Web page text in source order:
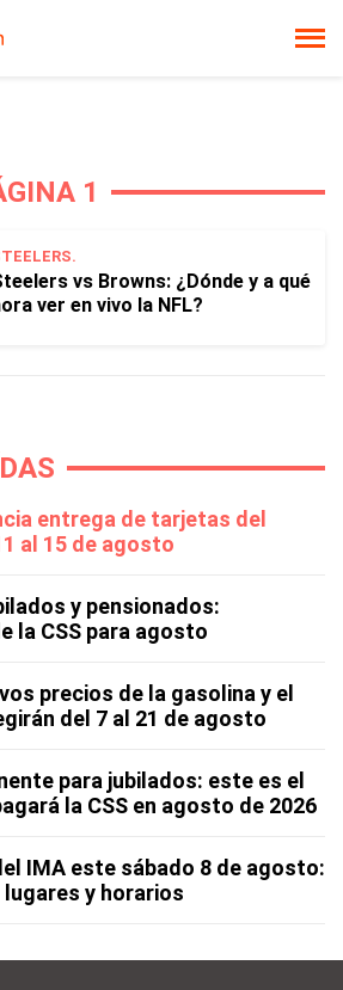
1
vs Browns: ¿Dónde y a qué
ver en vivo la NFL?
entrega de tarjetas del
al 15 de agosto
y pensionados:
la CSS para agosto
precios de la gasolina y el
del 7 al 21 de agosto
para jubilados: este es el
la CSS en agosto de 2026
IMA este sábado 8 de agosto:
y horarios